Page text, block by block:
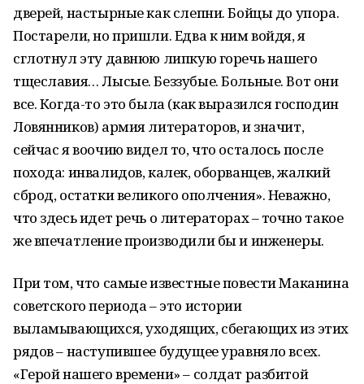
дверей, настырные как слепни. Бойцы до упора.
Постарели, но пришли. Едва к ним войдя, я
сглотнул эту давнюю липкую горечь нашего
тщеславия… Лысые. Беззубые. Больные. Вот они
все. Когда-то это была (как выразился господин
Ловянников) армия литераторов, и значит,
сейчас я воочию видел то, что осталось после
похода: инвалидов, калек, оборванцев, жалкий
сброд, остатки великого ополчения». Неважно,
что здесь идет речь о литераторах – точно такое
же впечатление производили бы и инженеры.
При том, что самые известные повести Маканина
советского периода – это истории
выламывающихся, уходящих, сбегающих из этих
рядов – наступившее будущее уравняло всех.
«Герой нашего времени» – солдат разбитой